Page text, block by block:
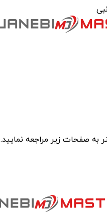
صفحات زیر مراجعه نمایید.